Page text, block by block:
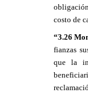
costo de
“3.26
fianzas
que la